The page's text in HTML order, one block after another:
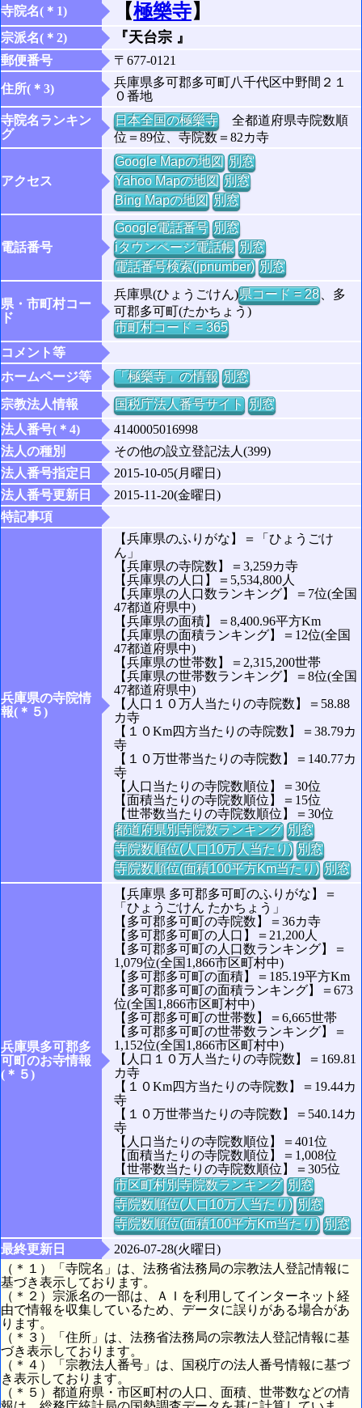
寺院名(＊1) 【極樂寺】
宗派名(＊2) 『天台宗 』
郵便番号 〒677-0121
住所(＊3)
兵庫県多可郡多可町八千代区中野間２１
０番地
寺院名ランキン
グ
日本全国の極樂寺全都道府県寺院数順
位＝89位、寺院数＝82カ寺
アクセス
Google Mapの地図 別窓
Yahoo Mapの地図 別窓
Bing Mapの地図 別窓
電話番号
Google電話番号 別窓
iタウンページ電話帳 別窓
電話番号検索(jpnumber) 別窓
県・市町村コー
ド
兵庫県(ひょうごけん)県コード = 28、多
可郡多可町(たかちょう)
市町村コード = 365
コメント等
ホームページ等
「極樂寺」の情報 別窓
宗教法人情報
国税庁法人番号サイト 別窓
法人番号(＊4)
4140005016998
法人の種別
その他の設立登記法人(399)
法人番号指定日
2015-10-05(月曜日)
法人番号更新日
2015-11-20(金曜日)
特記事項
兵庫県の寺院情
報(＊５)
【兵庫県のふりがな】＝「ひょうごけ
ん」
【兵庫県の寺院数】＝3,259カ寺
【兵庫県の人口】＝5,534,800人
【兵庫県の人口数ランキング】＝7位(全国
47都道府県中)
【兵庫県の面積】＝8,400.96平方Km
【兵庫県の面積ランキング】＝12位(全国
47都道府県中)
【兵庫県の世帯数】＝2,315,200世帯
【兵庫県の世帯数ランキング】＝8位(全国
47都道府県中)
【人口１０万人当たりの寺院数】＝58.88
カ寺
【１０Km四方当たりの寺院数】＝38.79カ
寺
【１０万世帯当たりの寺院数】＝140.77カ
寺
【人口当たりの寺院数順位】＝30位
【面積当たりの寺院数順位】＝15位
【世帯数当たりの寺院数順位】＝30位
都道府県別寺院数ランキング 別窓
寺院数順位(人口10万人当たり) 別窓
寺院数順位(面積100平方Km当たり) 別窓
兵庫県多可郡多
可町のお寺情報
(＊５)
【兵庫県 多可郡多可町のふりがな】＝
「ひょうごけん たかちょう」
【多可郡多可町の寺院数】＝36カ寺
【多可郡多可町の人口】＝21,200人
【多可郡多可町の人口数ランキング】＝
1,079位(全国1,866市区町村中)
【多可郡多可町の面積】＝185.19平方Km
【多可郡多可町の面積ランキング】＝673
位(全国1,866市区町村中)
【多可郡多可町の世帯数】＝6,665世帯
【多可郡多可町の世帯数ランキング】＝
1,152位(全国1,866市区町村中)
【人口１０万人当たりの寺院数】＝169.81
カ寺
【１０Km四方当たりの寺院数】＝19.44カ
寺
【１０万世帯当たりの寺院数】＝540.14カ
寺
【人口当たりの寺院数順位】＝401位
【面積当たりの寺院数順位】＝1,008位
【世帯数当たりの寺院数順位】＝305位
市区町村別寺院数ランキング 別窓
寺院数順位(人口10万人当たり) 別窓
寺院数順位(面積100平方Km当たり) 別窓
最終更新日
2026-07-28(火曜日)
（＊１）「寺院名」は、法務省法務局の宗教法人登記情報に
基づき表示しております。
（＊２）宗派名の一部は、ＡＩを利用してインターネット経
由で情報を収集しているため、データに誤りがある場合があ
ります。
（＊３）「住所」は、法務省法務局の宗教法人登記情報に基
づき表示しております。
（＊４）「宗教法人番号」は、国税庁の法人番号情報に基づ
き表示しております。
（＊５）都道府県・市区町村の人口、面積、世帯数などの情